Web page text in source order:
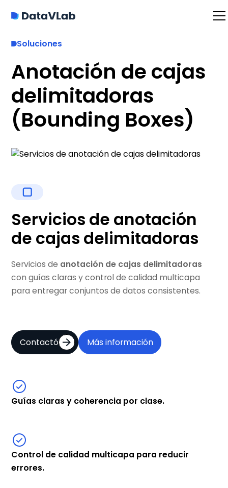
Soluciones
Anotación de cajas
delimitadoras
(Bounding Boxes)
Servicios de anotación
de cajas delimitadoras
Servicios de anotación de cajas delimitadoras
con guías claras y control de calidad multicapa
para entregar conjuntos de datos consistentes.
Contactó Más información
Guías claras y coherencia por clase.
Control de calidad multicapa para reducir
errores.